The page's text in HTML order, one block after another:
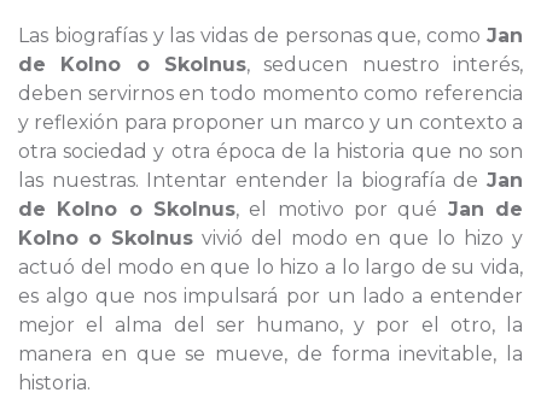
Las biografías y las vidas de personas que, como Jan
de Kolno o Skolnus, seducen nuestro interés,
deben servirnos en todo momento como referencia
y reflexión para proponer un marco y un contexto a
otra sociedad y otra época de la historia que no son
las nuestras. Intentar entender la biografía de Jan
de Kolno o Skolnus, el motivo por qué Jan de
Kolno o Skolnusvivió del modo en que lo hizo y
actuó del modo en que lo hizo a lo largo de su vida,
es algo que nos impulsará por un lado a entender
mejor el alma del ser humano, y por el otro, la
manera en que se mueve, de forma inevitable, la
historia.